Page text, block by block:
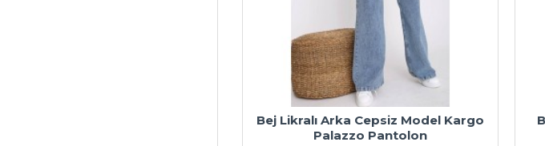
Bej Likralı Arka Cepsiz Model Kargo
Palazzo Pantolon